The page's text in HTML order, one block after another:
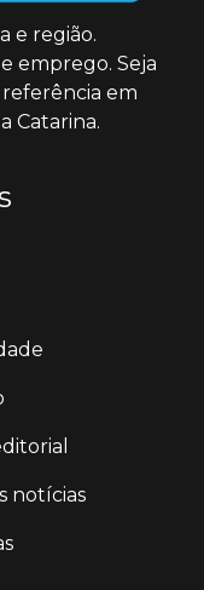
e região.
emprego. Seja
em
Catarina.
notícias